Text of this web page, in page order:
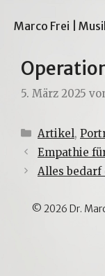
InhaltMarco Frei |
5. März 2025
Kategorien
Artikel,
Empathie
Alles bedarf
© 2026 Dr.